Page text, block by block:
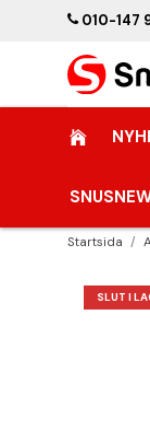
010-147
Startsida /
SLUT I